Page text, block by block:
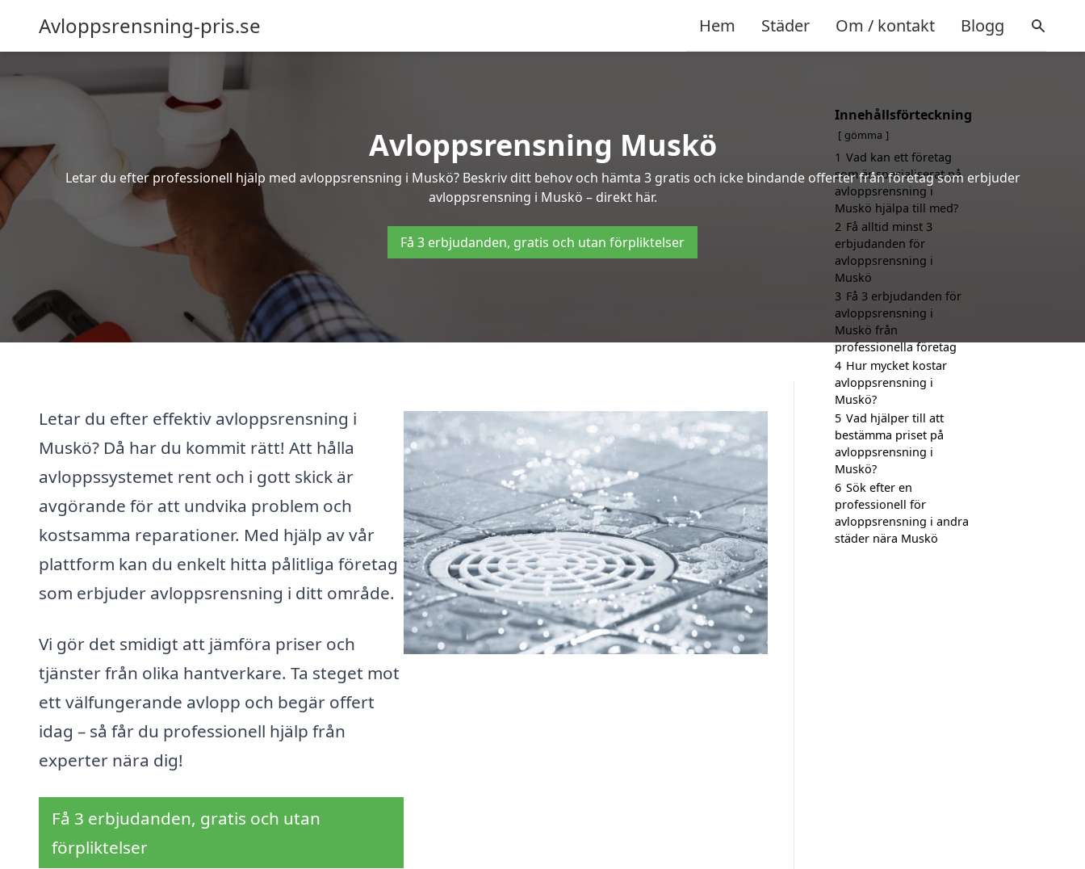
Avloppsrensning-pris.se Hem Städer Om / kontakt Blogg
Avloppsrensning Muskö
Letar du efter professionell hjälp med avloppsrensning i Muskö? Beskriv ditt behov och hämta 3 gratis och icke bindande offerter från företag som erbjuder
avloppsrensning i Muskö – direkt här.
Få 3 erbjudanden, gratis och utan förpliktelser
Letar du efter effektiv avloppsrensning i
Muskö? Då har du kommit rätt! Att hålla
avloppssystemet rent och i gott skick är
avgörande för att undvika problem och
kostsamma reparationer. Med hjälp av vår
plattform kan du enkelt hitta pålitliga företag
som erbjuder avloppsrensning i ditt område.
Vi gör det smidigt att jämföra priser och
tjänster från olika hantverkare. Ta steget mot
ett välfungerande avlopp och begär offert
idag – så får du professionell hjälp från
experter nära dig!
Få 3 erbjudanden, gratis och utan
förpliktelser
Innehållsförteckning
gömma
1 Vad kan ett företag
som är specialiserat på
avloppsrensning i
Muskö hjälpa till med?
2 Få alltid minst 3
erbjudanden för
avloppsrensning i
Muskö
3 Få 3 erbjudanden för
avloppsrensning i
Muskö från
professionella företag
4 Hur mycket kostar
avloppsrensning i
Muskö?
5 Vad hjälper till att
bestämma priset på
avloppsrensning i
Muskö?
6 Sök efter en
professionell för
avloppsrensning i andra
städer nära Muskö